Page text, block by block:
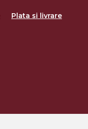
Plata si livrare